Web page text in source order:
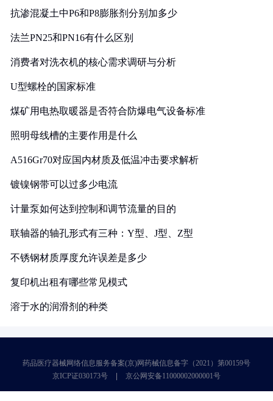
抗渗混凝土中P6和P8膨胀剂分别加多少
法兰PN25和PN16有什么区别
消费者对洗衣机的核心需求调研与分析
U型螺栓的国家标准
煤矿用电热取暖器是否符合防爆电气设备标准
照明母线槽的主要作用是什么
A516Gr70对应国内材质及低温冲击要求解析
镀镍钢带可以过多少电流
计量泵如何达到控制和调节流量的目的
联轴器的轴孔形式有三种：Y型、J型、Z型
不锈钢材质厚度允许误差是多少
复印机出租有哪些常见模式
溶于水的润滑剂的种类
药品医疗器械网络信息服务备案(京)网药械信息备字（2021）第00159号
京ICP证030173号
京公网安备11000002000001号